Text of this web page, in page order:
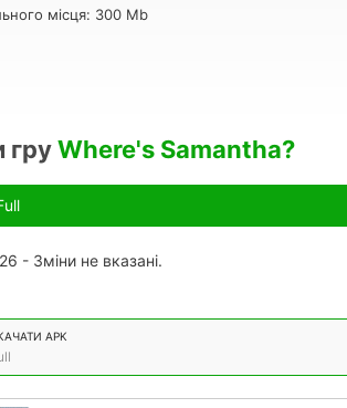
місця: 300 Mb
груWhere's Samantha?
- Зміни не вказані.
APK